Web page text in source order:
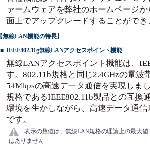
ァームウェアを弊社のホームページ
面上でアップグレードすることができ
【無線LAN機能の特長】
■ IEEE802.11g無線LANアクセスポイント機能
無線LANアクセスポイント機能は、
す。802.11b規格と同じ2.4GHzの電波
54Mbpsの高速データ通信を実現しま
規格であるIEEE802.11b製品との互換
環境を生かしながら、高速データ通
です。
表示の数値は、無線LAN規格の理論上の最大
はありません